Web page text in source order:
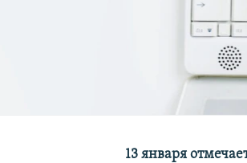
13 января